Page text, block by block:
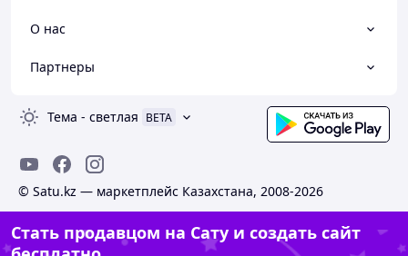
О нас
Партнеры
Тема - светлая BETA
© Satu.kz — маркетплейс Казахстана, 2008-2026
Стать продавцом на Сату и создать сайт